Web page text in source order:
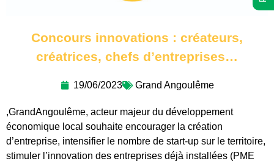
Concours innovations : créateurs,
créatrices, chefs d’entreprises…
19/06/2023 Grand Angoulême
,GrandAngoulême, acteur majeur du développement
économique local souhaite encourager la création
d’entreprise, intensifier le nombre de start-up sur le territoire,
stimuler l’innovation des entreprises déjà installées (PME